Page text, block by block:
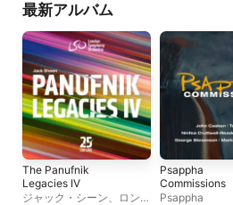
最新アルバム
The Panufnik
Legacies IV
ジャック・シーン、
ロンド
Psappha
Commissions
Psappha